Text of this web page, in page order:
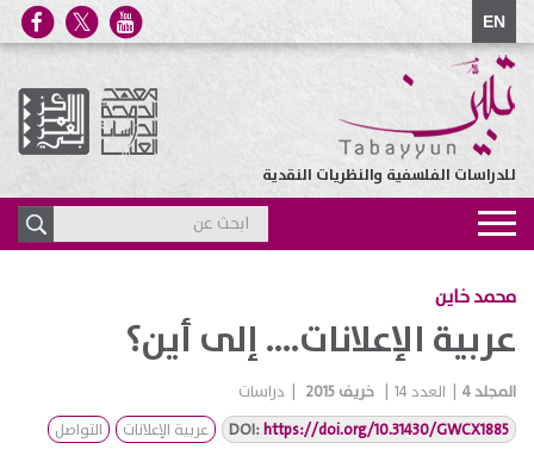
EN
للدراسات الفلسفية والنظريات النقدية
Toggle
navigation
محمد خاين
عربية الإعلانات.... إلى أين؟
المجلد4 العدد14 خريف 2015
دراسات
DOI:https://doi.org/10.31430/GWCX1885 عربية الإعلانات
التواصل